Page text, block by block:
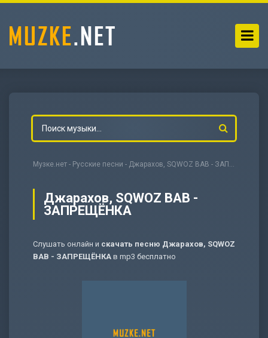
Музке.нет - Русские песни - Джарахов, SQWOZ BAB - ЗАПРЕЩЁНКА
Джарахов, SQWOZ BAB -
ЗАПРЕЩЁНКА
Слушать онлайн и скачать песню Джарахов, SQWOZ
BAB - ЗАПРЕЩЁНКА в mp3 бесплатно